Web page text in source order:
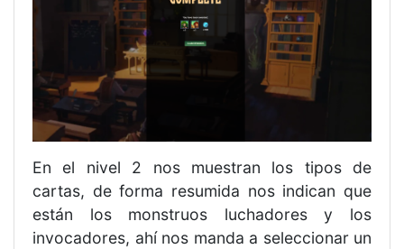
En el nivel 2 nos muestran los tipos de
cartas, de forma resumida nos indican que
están los monstruos luchadores y los
invocadores, ahí nos manda a seleccionar un